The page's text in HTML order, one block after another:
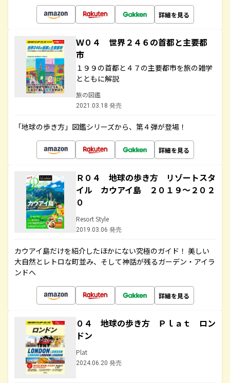
詳細を見る
Ｗ０４ 世界２４６の首都と主要都
市
１９９の首都と４７の主要都市を旅の雑学
とともに解説
旅の図鑑
2021.03.18 発売
「地球の歩き方」図鑑シリーズから、第４弾が登場！
詳細を見る
Ｒ０４ 地球の歩き方 リゾートスタ
イル カウアイ島 ２０１９～２０２
０
Resort Style
2019.03.06 発売
カウアイ島だけを紹介したほかにない究極のガイド！ 美しい
大自然とレトロな町並み、そして神話が残るガーデン・アイラ
ンドへ
詳細を見る
０４ 地球の歩き方 Ｐｌａｔ ロン
ドン
Plat
2024.06.20 発売